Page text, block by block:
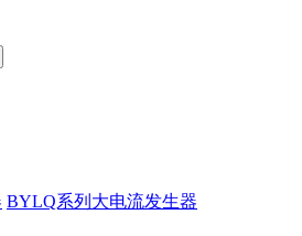
BYLQ系列大电流发生器